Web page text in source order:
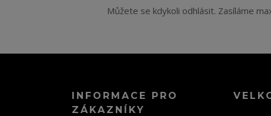
Můžete se kdykoli odhlásit. Zasíláme
INFORMACE PRO
ZÁKAZNÍKY